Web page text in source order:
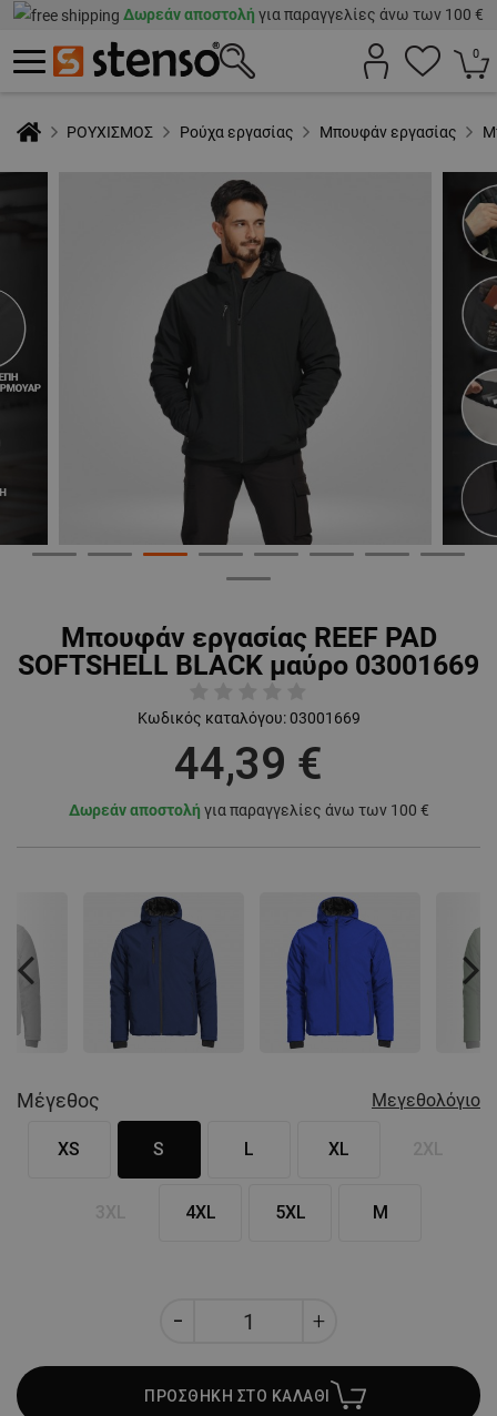
Δωρεάν αποστολή για παραγγελίες άνω των 100 €
0
ΡΟΥΧΙΣΜΟΣ Ρούχα εργασίας Μπουφάν εργασίας
Μπουφάν εργασίας REEF PAD
SOFTSHELL BLACK μαύρο 03001669
Κωδικός καταλόγου: 03001669
44,39 €
Δωρεάν αποστολή για παραγγελίες άνω των 100 €
Previous
Μέγεθος Μεγεθολόγιο
XS S L XL
4XL 5XL M
ΠΡΟΣΘΗΚΗ ΣΤΟ ΚΑΛΑΘΙ